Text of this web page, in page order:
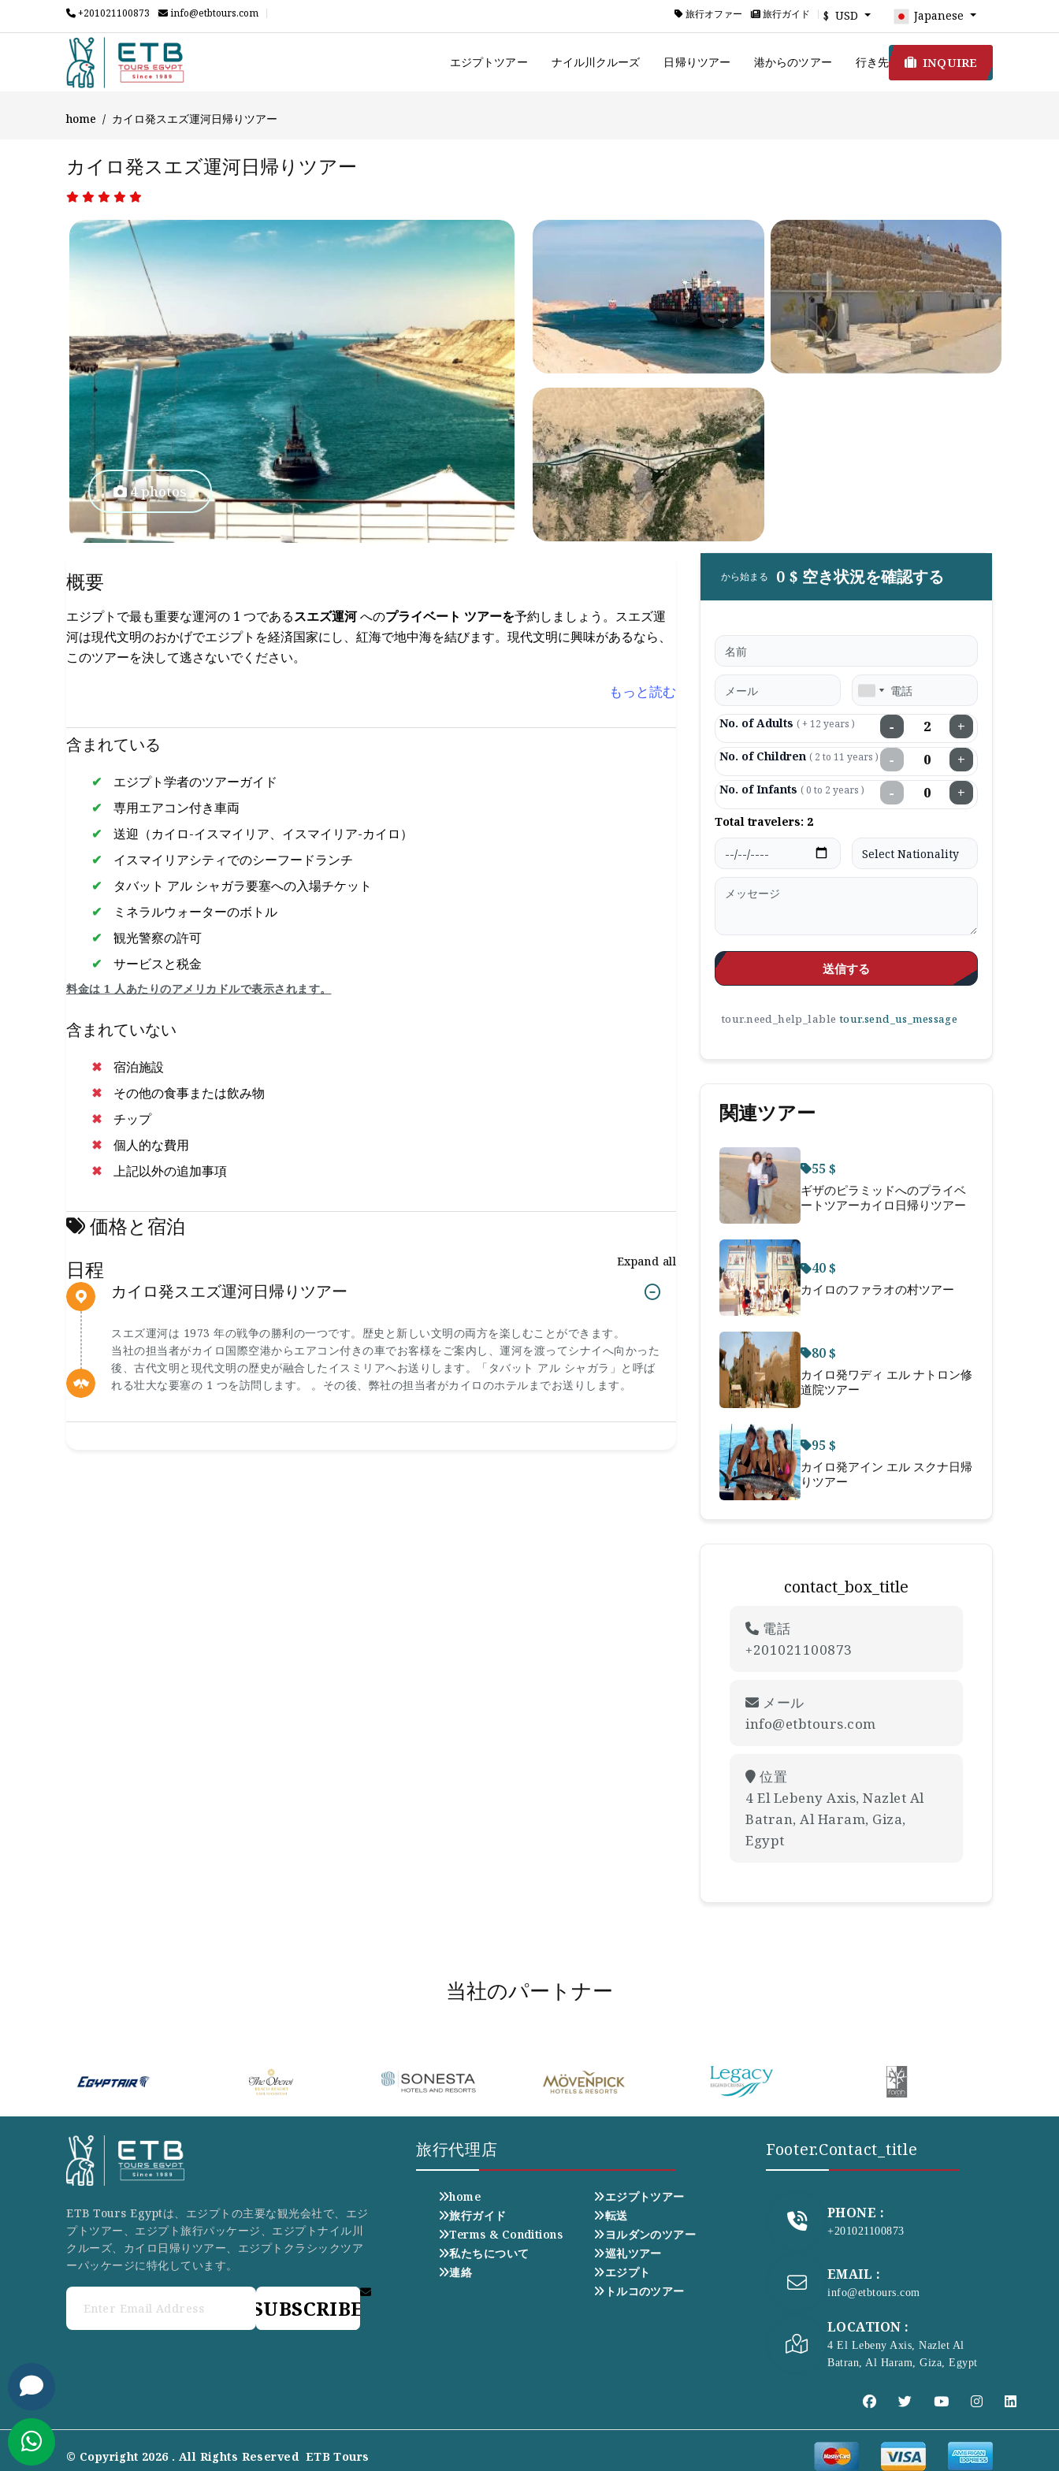
+201021100873 info@etbtours.com 旅行オファー 旅行ガイド $ USD Japanese
エジプトツアー ナイル川クルーズ 日帰りツアー 港からのツアー 行き先 INQUIRE
home カイロ発スエズ運河日帰りツアー
カイロ発スエズ運河日帰りツアー
4 photos
概要
エジプトで最も重要な運河の 1 つであるスエズ運河へのプライベート ツアーを予約しましょう。スエズ運
河は現代文明のおかげでエジプトを経済国家にし、紅海で地中海を結びます。現代文明に興味があるなら、
このツアーを決して逃さないでください。
もっと読む
含まれている
エジプト学者のツアーガイド
専用エアコン付き車両
送迎（カイロ-イスマイリア、イスマイリア-カイロ）
イスマイリアシティでのシーフードランチ
タバット アル シャガラ要塞への入場チケット
ミネラルウォーターのボトル
観光警察の許可
サービスと税金
料金は 1 人あたりのアメリカドルで表示されます。
含まれていない
宿泊施設
その他の食事または飲み物
チップ
個人的な費用
上記以外の追加事項
価格と宿泊
日程
Expand all
カイロ発スエズ運河日帰りツアー
スエズ運河は 1973 年の戦争の勝利の一つです。歴史と新しい文明の両方を楽しむことができます。
当社の担当者がカイロ国際空港からエアコン付きの車でお客様をご案内し、運河を渡ってシナイへ向かった
後、古代文明と現代文明の歴史が融合したイスミリアへお送りします。「タバット アル シャガラ」と呼ば
れる壮大な要塞の 1 つを訪問します。 。その後、弊社の担当者がカイロのホテルまでお送りします。
から始まる 0 $ 空き状況を確認する
No. of Adults ( + 12 years ) − +
No. of Children ( 2 to 11 years ) − +
No. of Infants ( 0 to 2 years ) − +
Total travelers: 2
送信する
tour.need_help_lable tour.send_us_message
関連ツアー
55 $
ギザのピラミッドへのプライベ
ートツアーカイロ日帰りツアー
40 $
カイロのファラオの村ツアー
80 $
カイロ発ワディ エル ナトロン修
道院ツアー
95 $
カイロ発アイン エル スクナ日帰
りツアー
contact_box_title
電話
+201021100873
メール
info@etbtours.com
位置
4 El Lebeny Axis, Nazlet Al
Batran, Al Haram, Giza,
Egypt
当社のパートナー
ETB Tours Egyptは、エジプトの主要な観光会社で、エジ
プトツアー、エジプト旅行パッケージ、エジプトナイル川
クルーズ、カイロ日帰りツアー、エジプトクラシックツア
ーパッケージに特化しています。
SUBSCRIBE
旅行代理店
home
旅行ガイド
Terms & Conditions
私たちについて
連絡
エジプトツアー
転送
ヨルダンのツアー
巡礼ツアー
エジプト
トルコのツアー
Footer.contact_title
PHONE :
+201021100873
EMAIL :
info@etbtours.com
LOCATION :
4 El Lebeny Axis, Nazlet Al
Batran, Al Haram, Giza, Egypt
© Copyright 2026 . All Rights Reserved ETB Tours